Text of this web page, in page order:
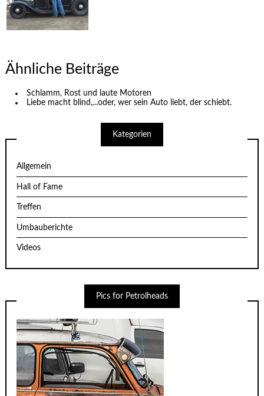
Ähnliche Beiträge
Schlamm, Rost und laute Motoren
Liebe macht blind,...oder, wer sein Auto liebt, der schiebt.
Kategorien
Allgemein
Hall of Fame
Treffen
Umbauberichte
Videos
Pics for Petrolheads